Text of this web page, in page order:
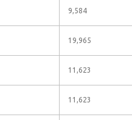
9,584
19,965
11,623
11,623